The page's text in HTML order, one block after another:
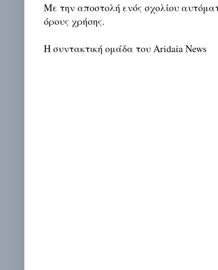
Με την αποστολή ενός σχολίου
όρους χρήσης.
Η συντακτική ομάδα του Aridaia News